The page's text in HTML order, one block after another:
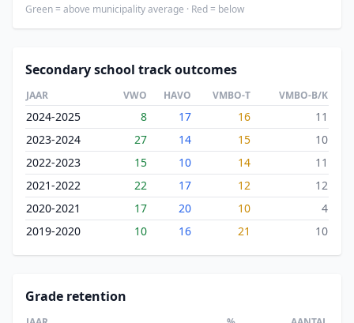
Green = above municipality average · Red = below
Secondary school track outcomes
JAAR VWO HAVO VMBO-T VMBO-B/K
2024-2025 8 17 16
11
2023-2024
27 14 15
10
2022-2023
15 10 14
11
2021-2022
22 17 12
12
2020-2021
17 20 10
4
2019-2020
10 16 21 10
Grade retention